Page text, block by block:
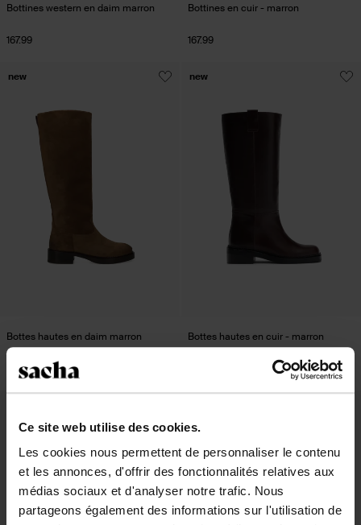
Ce site web utilise des cookies.
Les cookies nous permettent de personnaliser le contenu
et les annonces, d'offrir des fonctionnalités relatives aux
médias sociaux et d'analyser notre trafic. Nous
partageons également des informations sur l'utilisation de
Bottines western en daim marron
167.99
Bottines en cuir - marron
167.99
Bottes hautes en daim marron
220.99
new
Bottes hautes en cuir - marron
new